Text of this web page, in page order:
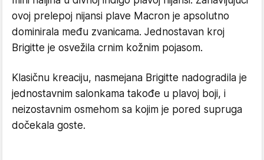
ovoj prelepoj nijansi plave Macron je apsolutno
dominirala među zvanicama. Jednostavan kroj
Brigitte je osvežila crnim kožnim pojasom.
Klasičnu kreaciju, nasmejana Brigitte nadogradila je
jednostavnim salonkama takođe u plavoj boji, i
neizostavnim osmehom sa kojim je pored supruga
dočekala goste.